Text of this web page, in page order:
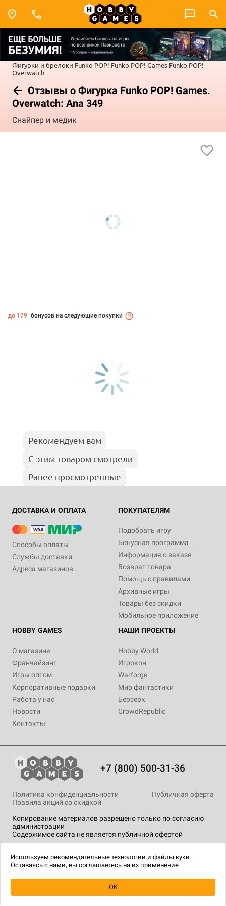
Фигурки и брелоки Funko POP! Funko POP! Games Funko POP!
Overwatch
Отзывы о Фигурка Funko POP! Games.
Overwatch: Ana 349
Снайпер и медик
до 179 бонусов на следующие покупки
Рекомендуем вам
С этим товаром смотрели
Ранее просмотренные
ДОСТАВКА И ОПЛАТА
Способы оплаты
Службы доставки
Адреса магазинов
ПОКУПАТЕЛЯМ
Подобрать игру
Бонусная программа
Информация о заказе
Возврат товара
Помощь с правилами
Архивные игры
Товары без скидки
Мобильное приложение
HOBBY GAMES
О магазине
Франчайзинг
Игры оптом
Корпоративные подарки
Работа у нас
Новости
Контакты
НАШИ ПРОЕКТЫ
Hobby World
Игрокон
Warforge
Мир фантастики
Берсерк
CrowdRepublic
+7 (800) 500-31-36
Копирование материалов разрешено только по согласию
администрации
Содержимое сайта не является публичной офертой
Политика конфиденциальности
Публичная оферта
Правила акций со скидкой
технологии.
Используем рекомендательные технологии и файлы куки.
Оставаясь с нами, вы соглашаетесь на их применение
OK